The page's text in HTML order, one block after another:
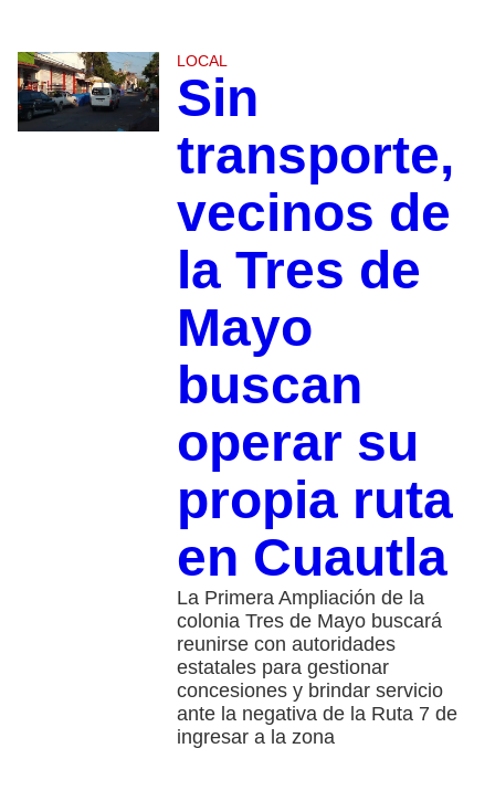
LOCAL
Sin
transporte,
vecinos de
la Tres de
Mayo
buscan
operar su
propia ruta
en Cuautla
La Primera Ampliación de la
colonia Tres de Mayo buscará
reunirse con autoridades
estatales para gestionar
concesiones y brindar servicio
ante la negativa de la Ruta 7 de
ingresar a la zona